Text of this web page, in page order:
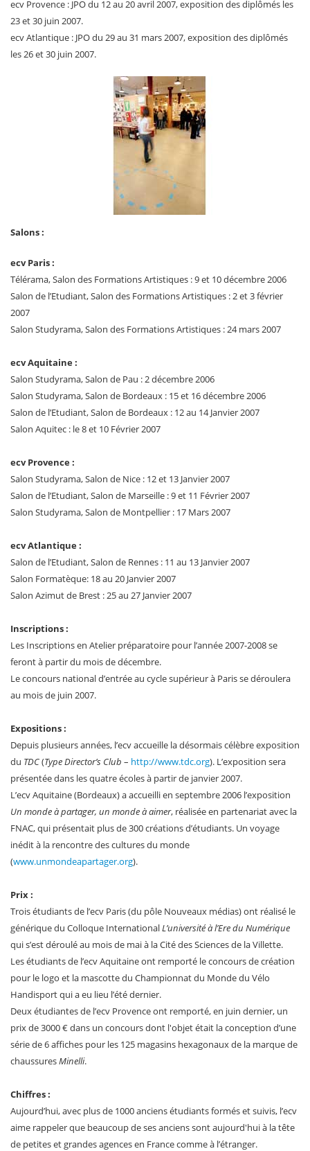
ecv Provence : JPO du 12 au 20 avril 2007, exposition des diplômés les
23 et 30 juin 2007.
ecv Atlantique : JPO du 29 au 31 mars 2007, exposition des diplômés
les 26 et 30 juin 2007.
Salons :
ecv Paris :
Télérama, Salon des Formations Artistiques : 9 et 10 décembre 2006
Salon de l’Etudiant, Salon des Formations Artistiques : 2 et 3 février
2007
Salon Studyrama, Salon des Formations Artistiques : 24 mars 2007
ecv Aquitaine :
Salon Studyrama, Salon de Pau : 2 décembre 2006
Salon Studyrama, Salon de Bordeaux : 15 et 16 décembre 2006
Salon de l’Etudiant, Salon de Bordeaux : 12 au 14 Janvier 2007
Salon Aquitec : le 8 et 10 Février 2007
ecv Provence :
Salon Studyrama, Salon de Nice : 12 et 13 Janvier 2007
Salon de l’Etudiant, Salon de Marseille : 9 et 11 Février 2007
Salon Studyrama, Salon de Montpellier : 17 Mars 2007
ecv Atlantique :
Salon de l’Etudiant, Salon de Rennes : 11 au 13 Janvier 2007
Salon Formatèque: 18 au 20 Janvier 2007
Salon Azimut de Brest : 25 au 27 Janvier 2007
Inscriptions :
Les Inscriptions en Atelier préparatoire pour l’année 2007-2008 se
feront à partir du mois de décembre.
Le concours national d’entrée au cycle supérieur à Paris se déroulera
au mois de juin 2007.
Expositions :
Depuis plusieurs années, l’ecv accueille la désormais célèbre exposition
du TDC(Type Director’s Club – http://www.tdc.org). L’exposition sera
présentée dans les quatre écoles à partir de janvier 2007.
L’ecv Aquitaine (Bordeaux) a accueilli en septembre 2006 l’exposition
Un monde à partager, un monde à aimer, réalisée en partenariat avec la
FNAC, qui présentait plus de 300 créations d’étudiants. Un voyage
inédit à la rencontre des cultures du monde
(www.unmondeapartager.org).
Prix :
Trois étudiants de l’ecv Paris (du pôle Nouveaux médias) ont réalisé le
générique du Colloque InternationalL’université à l’Ere du Numérique
qui s’est déroulé au mois de mai à la Cité des Sciences de la Villette.
Les étudiants de l’ecv Aquitaine ont remporté le concours de création
pour le logo et la mascotte du Championnat du Monde du Vélo
Handisport qui a eu lieu l’été dernier.
Deux étudiantes de l’ecv Provence ont remporté, en juin dernier, un
prix de 3000 € dans un concours dont l'objet était la conception d’une
série de 6 affiches pour les 125 magasins hexagonaux de la marque de
chaussuresMinelli.
Chiffres :
Aujourd’hui, avec plus de 1000 anciens étudiants formés et suivis, l’ecv
aime rappeler que beaucoup de ses anciens sont aujourd'hui à la tête
de petites et grandes agences en France comme à l’étranger.